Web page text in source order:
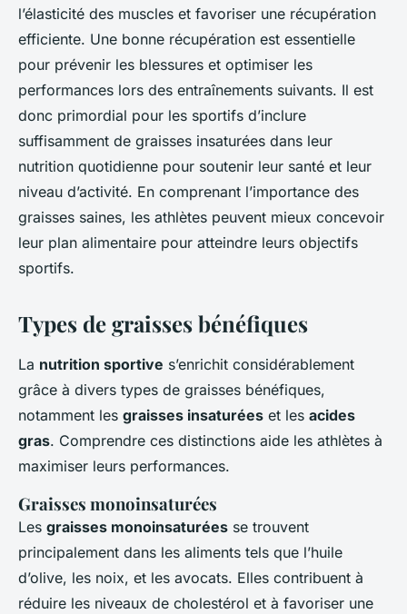
l’élasticité des muscles et favoriser une récupération
efficiente. Une bonne récupération est essentielle
pour prévenir les blessures et optimiser les
performances lors des entraînements suivants. Il est
donc primordial pour les sportifs d’inclure
suffisamment de graisses insaturées dans leur
nutrition quotidienne pour soutenir leur santé et leur
niveau d’activité. En comprenant l’importance des
graisses saines, les athlètes peuvent mieux concevoir
leur plan alimentaire pour atteindre leurs objectifs
sportifs.
Types de graisses bénéfiques
La nutrition sportive s’enrichit considérablement
grâce à divers types de graisses bénéfiques,
notamment les graisses insaturées et les acides
gras. Comprendre ces distinctions aide les athlètes à
maximiser leurs performances.
Graisses monoinsaturées
Les graisses monoinsaturées se trouvent
principalement dans les aliments tels que l’huile
d’olive, les noix, et les avocats. Elles contribuent à
réduire les niveaux de cholestérol et à favoriser une